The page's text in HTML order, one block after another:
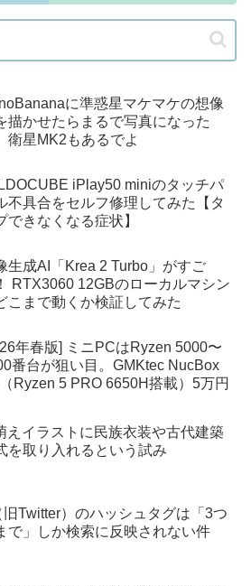
に準惑星マケマケの想像
描かせたらまるで写真になった
衛星MK2もあるでよ
iPlay50 miniのタッチパ
不具合をセルフ修理してみた【タ
できなくなる症状】
生成AI「Krea 2 Turbo」がすご
RTX3060 12GBのローカルマシン
こまで動くか検証してみた
年春版] ミニPCはRyzen 5000〜
番台が狙い目。GMKtec NucBox
Ryzen 5 PRO 6650H搭載）5万円
えイラストに民族衣装や古代建築
を取り入れるという試み
旧Twitter）のハッシュタグは「3つ
で」しか検索に反映されない件